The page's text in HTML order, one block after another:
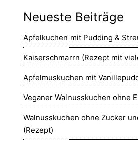
Neueste Beiträge
Apfelkuchen mit Pudding &
Kaiserschmarrn (Rezept mit
Apfelmuskuchen mit
Veganer Walnusskuchen ohne
Walnusskuchen ohne Zucker
(Rezept)